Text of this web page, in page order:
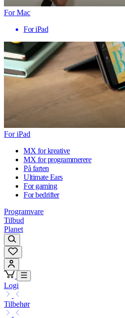
For Mac
For iPad
For iPad
MX for kreative
MX for programmerere
På farten
Ultimate Ears
For gaming
For bedrifter
Programvare
Tilbud
Planet
Logi
Tilbehør